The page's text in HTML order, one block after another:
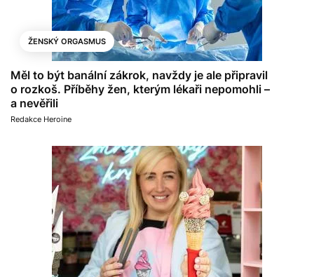
ŽENSKÝ ORGASMUS
Měl to být banální zákrok, navždy je ale připravil
o rozkoš. Příběhy žen, kterým lékaři nepomohli –
a nevěřili
Redakce Heroine